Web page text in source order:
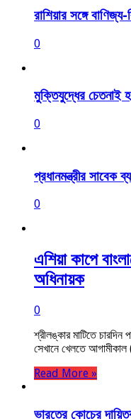
রাশিয়ার সঙ্গে
0
মুক্তিযুদ্ধের চেতনাই
0
প্রধানমন্ত্রীর সাবেক
0
এশিয়া কাপে
অধিনায়ক
0
শ্রীলঙ্কার মাটিতে
সেখানে খেলতে
Read More »
ভারতের কোচের